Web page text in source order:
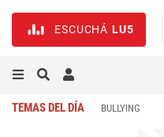
ESCUCHÁ LU5
TEMAS DEL DÍA BULLYING